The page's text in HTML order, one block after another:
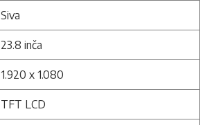
Siva
23.8 inča
1.920 x 1.080
TFT LCD